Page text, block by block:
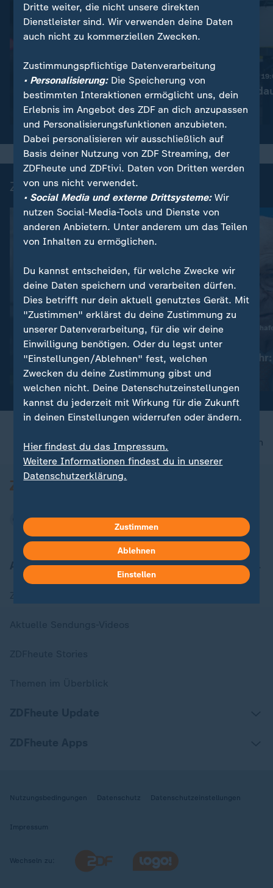
Nachrichten | heute 19:00 Uhr
Diskussion um bessere
Drohnenabwehr
Video1:53
Nachrichten | heute
Ermittlungen
Video1:37
Zuletzt auf ZDFheute veröffentlicht
Bilderserie
Topnews vom Transfermarkt:
Köln verpflichtet U17-
Europameister Neves
Nach Vorfall am
Ischinger zur
mehr zu
mit Video
nach oben
Aktuell bei ZDFheute
Nutzungsbedingungen Datenschutz Datenschutzeinstellungen
Impressum
Wechseln zu:
Dritte weiter, die nicht unsere direkten
Dienstleister sind. Wir verwenden deine Daten
auch nicht zu kommerziellen Zwecken.
Zustimmungspflichtige Datenverarbeitung
• Personalisierung:Die Speicherung von
bestimmten Interaktionen ermöglicht uns, dein
Erlebnis im Angebot des ZDF an dich anzupassen
und Personalisierungsfunktionen anzubieten.
Dabei personalisieren wir ausschließlich auf
Basis deiner Nutzung von ZDF Streaming, der
ZDFheute und ZDFtivi. Daten von Dritten werden
von uns nicht verwendet.
• Social Media und externe Drittsysteme:Wir
nutzen Social-Media-Tools und Dienste von
anderen Anbietern. Unter anderem um das Teilen
von Inhalten zu ermöglichen.
Du kannst entscheiden, für welche Zwecke wir
deine Daten speichern und verarbeiten dürfen.
Dies betrifft nur dein aktuell genutztes Gerät. Mit
"Zustimmen" erklärst du deine Zustimmung zu
unserer Datenverarbeitung, für die wir deine
Einwilligung benötigen. Oder du legst unter
"Einstellungen/Ablehnen" fest, welchen
Zwecken du deine Zustimmung gibst und
welchen nicht. Deine Datenschutzeinstellungen
kannst du jederzeit mit Wirkung für die Zukunft
in deinen Einstellungen widerrufen oder ändern.
Hier findest du das Impressum.
Weitere Informationen findest du in unserer
Datenschutzerklärung.
Zustimmen
Ablehnen
Einstellen